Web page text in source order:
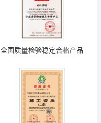
全国质量检验稳定合格产品